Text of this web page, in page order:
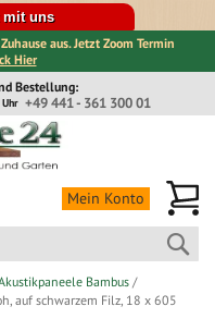
mit uns
aus. Jetzt Zoom Termin
Hier
Bestellung:
+49 441 - 361 300 01
Mein Konto
Bambus
auf schwarzem Filz, 18 x 605